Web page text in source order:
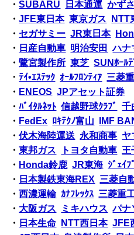
・SUBARU 日本通運 かず
・JFE東日本 東京ガス
NTT
・ セガサミー JR東日本
・ 日産自動車 明治安田
ハナ
・鷺宮製作所 東芝 SUNﾎｰﾙﾃ
・ﾃｲ•ｴｽﾃｯｸ ｵｰﾙﾌﾛﾝﾃｨｱ 三菱
・ ENEOS JPアセット証券
・ﾊﾞｲﾀﾙﾈｯﾄ 信越野球ｸﾗﾌﾞ
千
・ FedEx ﾛｷﾃｸﾉ富山
IMF
・伏木海陸運送 永和商事 ヤ
・東邦ガス トヨタ自動車 王
・ Honda鈴鹿 JR東海 ｼﾞｪｲﾌ
・ 日本製鉄東海REX 三菱自
・西濃運輸 ｶﾅﾌﾚｯｸｽ 三菱重
・ 大阪ガス ミキハウス パナ
・ 日本生命 NTT西日本 JFE